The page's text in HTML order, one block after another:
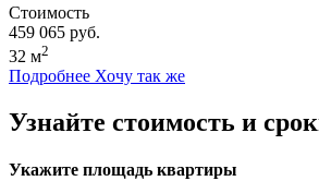
Стоимость
459 065 руб.
32 м2
Подробнее Хочу так же
Узнайте стоимость и
Укажите площадь квартиры